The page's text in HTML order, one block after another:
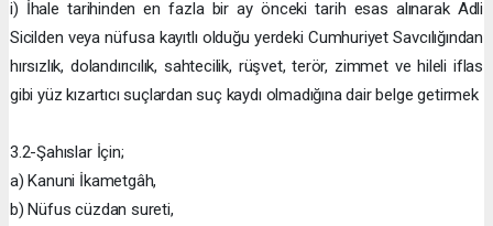
i) İhale tarihinden en fazla bir ay önceki tarih esas alınarak Adli
Sicilden veya nüfusa kayıtlı olduğu yerdeki Cumhuriyet Savcılığından
hırsızlık, dolandırıcılık, sahtecilik, rüşvet, terör, zimmet ve hileli iflas
gibi yüz kızartıcı suçlardan suç kaydı olmadığına dair belge getirmek
3.2-Şahıslar İçin;
a) Kanuni İkametgâh,
b) Nüfus cüzdan sureti,